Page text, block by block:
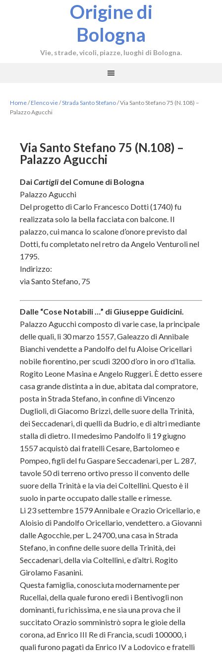
Origine di
Bologna
Vie, strade, vicoli, piazze, luoghi di Bologna.
Home/Elenco vie/Strada Santo Stefano/Via Santo Stefano 75 (N.108) –
Palazzo Agucchi
Via Santo Stefano 75 (N.108) –
Palazzo Agucchi
DaiCartigli del Comune di Bologna
Palazzo Agucchi
Del progetto di Carlo Francesco Dotti (1740) fu
realizzata solo la bella facciata con balcone. Il
palazzo, cui manca lo scalone d’onore previsto dal
Dotti, fu completato nel retro da Angelo Venturoli nel
1795.
Indirizzo:
via Santo Stefano, 75
Dalle “Cose Notabili …” di Giuseppe Guidicini.
Palazzo Agucchi composto di varie case, la principale
delle quali, li 30 marzo 1557, Galeazzo di Annibale
Bianchi vendette a Pandolfo del fu Aloise Oricellari
nobile fiorentino, per scudi 3200 d’oro in oro d’Italia.
Rogito Leone Masina e Angelo Ruggeri. È detto essere
casa grande distinta a in due, abitata dal compratore,
posta in Strada Stefano, in confine di Vincenzo
Duglioli, di Giacomo Brizzi, delle suore della Trinità,
dei Seccadenari, di quelli da Budrio, e di altri mediante
stalla di dietro. Il medesimo Pandolfo li 19 giugno
1557 acquistò dai fratelli Cesare, Bartolomeo e
Pompeo, figli del fu Gaspare Seccadenari, per L. 287,
tavole 50 di terreno ortivo presso il convento delle
suore della Trinità e la via dei Coltellini. Questo è il
suolo in parte occupato dalle stalle e rimesse.
Li 23 settembre 1579 Annibale e Orazio Oricellario, e
Aloisio di Pandolfo Oricellario, vendettero. a Giovanni
dalle Agocchie, per L. 24700, una casa in Strada
Stefano, in confine delle suore della Trinità, dei
Seccadenari, della via Coltellini, e d’altri. Rogito
Girolamo Fasanini.
Questa famiglia, conosciuta modernamente per
Rucellai, della quale furono eredi i Bentivogli non
dominanti, fu richissima, e ne sia una prova che il
succitato Orazio somministrò sopra le gioie della
corona, ad Enrico III Re di Francia, scudi 100000, i
quali furono pagati da Enrico IV a Lodovico e fratelli